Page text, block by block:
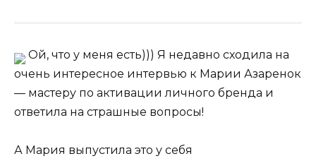
Ой, что у меня есть))) Я недавно сходила на
очень интересное интервью к Марии Азаренок
— мастеру по активации личного бренда и
ответила на страшные вопросы!
А Мария выпустила это у себя